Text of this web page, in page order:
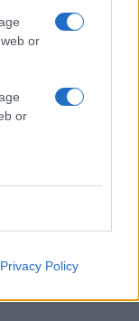
or
or
Privacy Policy